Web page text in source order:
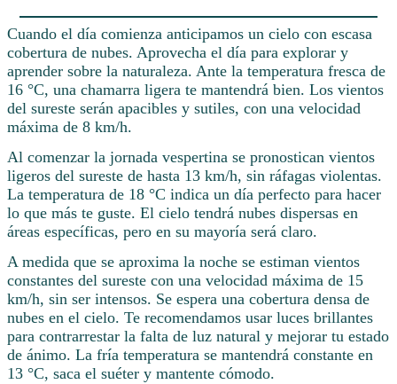
Cuando el día comienza anticipamos un cielo con escasa
cobertura de nubes. Aprovecha el día para explorar y
aprender sobre la naturaleza. Ante la temperatura fresca de
16 °C, una chamarra ligera te mantendrá bien. Los vientos
del sureste serán apacibles y sutiles, con una velocidad
máxima de 8 km/h.
Al comenzar la jornada vespertina se pronostican vientos
ligeros del sureste de hasta 13 km/h, sin ráfagas violentas.
La temperatura de 18 °C indica un día perfecto para hacer
lo que más te guste. El cielo tendrá nubes dispersas en
áreas específicas, pero en su mayoría será claro.
A medida que se aproxima la noche se estiman vientos
constantes del sureste con una velocidad máxima de 15
km/h, sin ser intensos. Se espera una cobertura densa de
nubes en el cielo. Te recomendamos usar luces brillantes
para contrarrestar la falta de luz natural y mejorar tu estado
de ánimo. La fría temperatura se mantendrá constante en
13 °C, saca el suéter y mantente cómodo.